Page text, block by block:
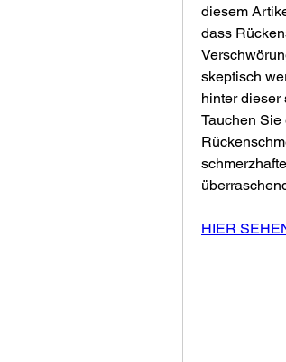
diesem
dass
skeptisch
hinter dieser
Tauchen Sie
HIER